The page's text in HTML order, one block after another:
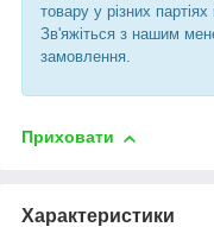
товару у різних
Зв'яжіться з нашим
замовлення.
Приховати
Характеристики